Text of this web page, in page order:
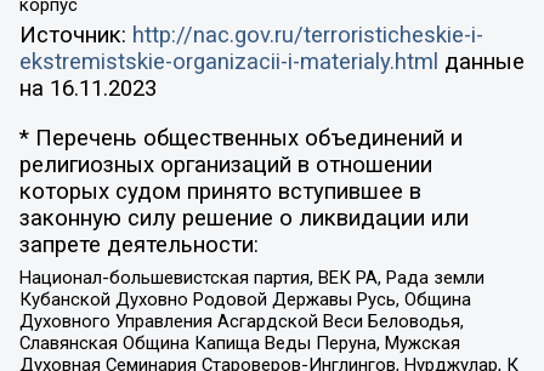
корпус
Источник: http://nac.gov.ru/terroristicheskie-i-
ekstremistskie-organizacii-i-materialy.html данные
на 16.11.2023
* Перечень общественных объединений и
религиозных организаций в отношении
которых судом принято вступившее в
законную силу решение о ликвидации или
запрете деятельности:
Национал-большевистская партия, ВЕК РА, Рада земли
Кубанской Духовно Родовой Державы Русь, Община
Духовного Управления Асгардской Веси Беловодья,
Славянская Община Капища Веды Перуна, Мужская
Духовная Семинария Староверов-Инглингов, Нурджулар, К